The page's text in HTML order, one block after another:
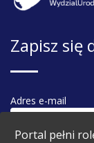
Portal pełni
Zapisz się
Adres e-mail